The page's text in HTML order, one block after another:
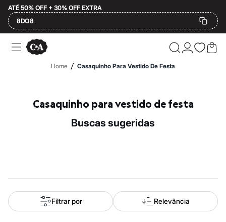
ATÉ 50% OFF + 30% OFF EXTRA
8DO8
Ofertas
Compre por Departamento
Mindse7
Plus Size
2 calçados por R$189
2 peças por R$199
A partir de 60% off
Feminino
Em alta
Inverno
Home / Casaquinho Para Vestido De Festa
Casaquinho para vestido de festa
buscas sugeridas
Filtrar por Relevância